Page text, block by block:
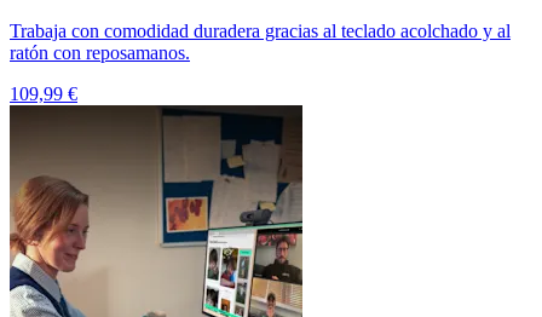
Trabaja con comodidad duradera gracias al teclado acolchado y al
ratón con reposamanos.
109,99 €